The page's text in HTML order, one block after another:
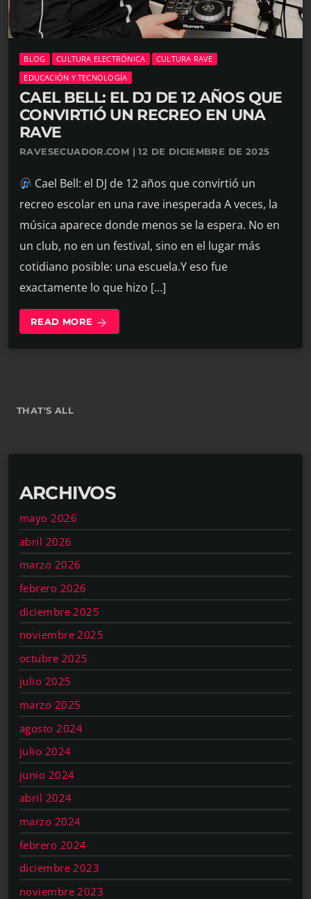
BLOG CULTURA ELECTRÓNICA
CULTURA RAVE
EDUCACIÓN Y TECNOLOGÍA
CAEL BELL: EL DJ DE 12 AÑOS QUE
CONVIRTIÓ UN RECREO EN UNA
RAVE
RAVESECUADOR.COM | 12 DE DICIEMBRE DE 2025
Cael Bell: el DJ de 12 años que convirtió un
recreo escolar en una rave inesperada A veces, la
música aparece donde menos se la espera. No en
un club, no en un festival, sino en el lugar más
cotidiano posible: una escuela.Y eso fue
exactamente lo que hizo […]
READ MORE arrow_forward
THAT'S ALL
ARCHIVOS
mayo 2026
abril 2026
marzo 2026
febrero 2026
diciembre 2025
noviembre 2025
octubre 2025
julio 2025
marzo 2025
agosto 2024
julio 2024
junio 2024
abril 2024
marzo 2024
febrero 2024
diciembre 2023
noviembre 2023